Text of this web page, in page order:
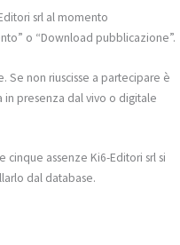
srl al momento
o “Download pubblicazione”.
Se non riuscisse a partecipare è
in presenza dal vivo o digitale
cinque assenze Ki6-Editori srl si
dal database.